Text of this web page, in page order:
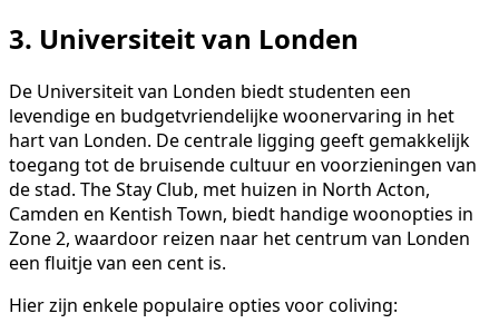
3. Universiteit van Londen
De Universiteit van Londen biedt studenten een
levendige en budgetvriendelijke woonervaring in het
hart van Londen. De centrale ligging geeft gemakkelijk
toegang tot de bruisende cultuur en voorzieningen van
de stad. The Stay Club, met huizen in North Acton,
Camden en Kentish Town, biedt handige woonopties in
Zone 2, waardoor reizen naar het centrum van Londen
een fluitje van een cent is.
Hier zijn enkele populaire opties voor coliving: